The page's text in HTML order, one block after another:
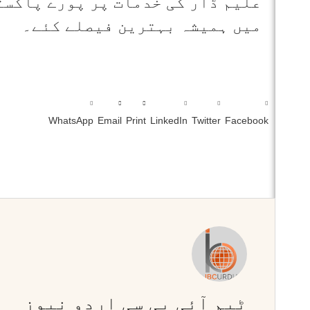
میں ہمیشہ بہترین فیصلے کئے۔
Facebook
Twitter
LinkedIn
Print
Email
WhatsApp
ٹیم آئی بی سی اردو نیوز